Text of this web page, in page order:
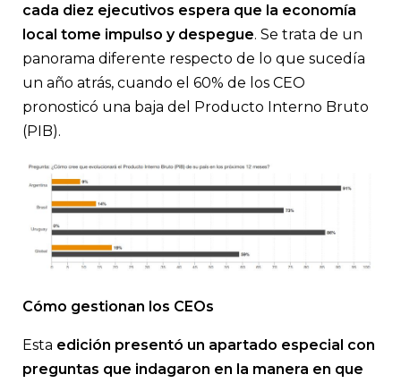
cada diez ejecutivos espera que la economía
local tome impulso y despegue. Se trata de un
panorama diferente respecto de lo que sucedía
un año atrás, cuando el 60% de los CEO
pronosticó una baja del Producto Interno Bruto
(PIB).
Cómo gestionan los CEOs
Esta edición presentó un apartado especial con
preguntas que indagaron en la manera en que